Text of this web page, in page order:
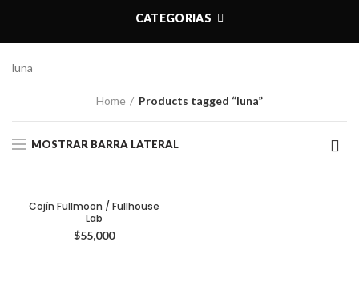
CATEGORIAS
luna
Home Products tagged “luna”
MOSTRAR BARRA LATERAL
Cojín Fullmoon / Fullhouse
Lab
$55,000